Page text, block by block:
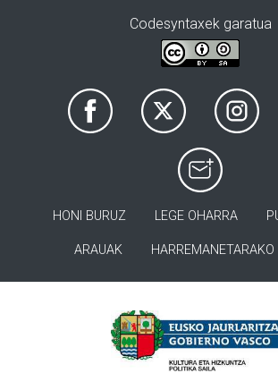
Codesyntaxek garatua
HONI BURUZ LEGE OHARRA
ARAUAK HARREMANETARAKO